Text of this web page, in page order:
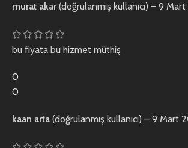
murat akar(doğrulanmış kullanıcı) – 9
bu fiyata bu hizmet müthiş
0
0
kaan arta (doğrulanmış kullanıcı) – 9 Mart